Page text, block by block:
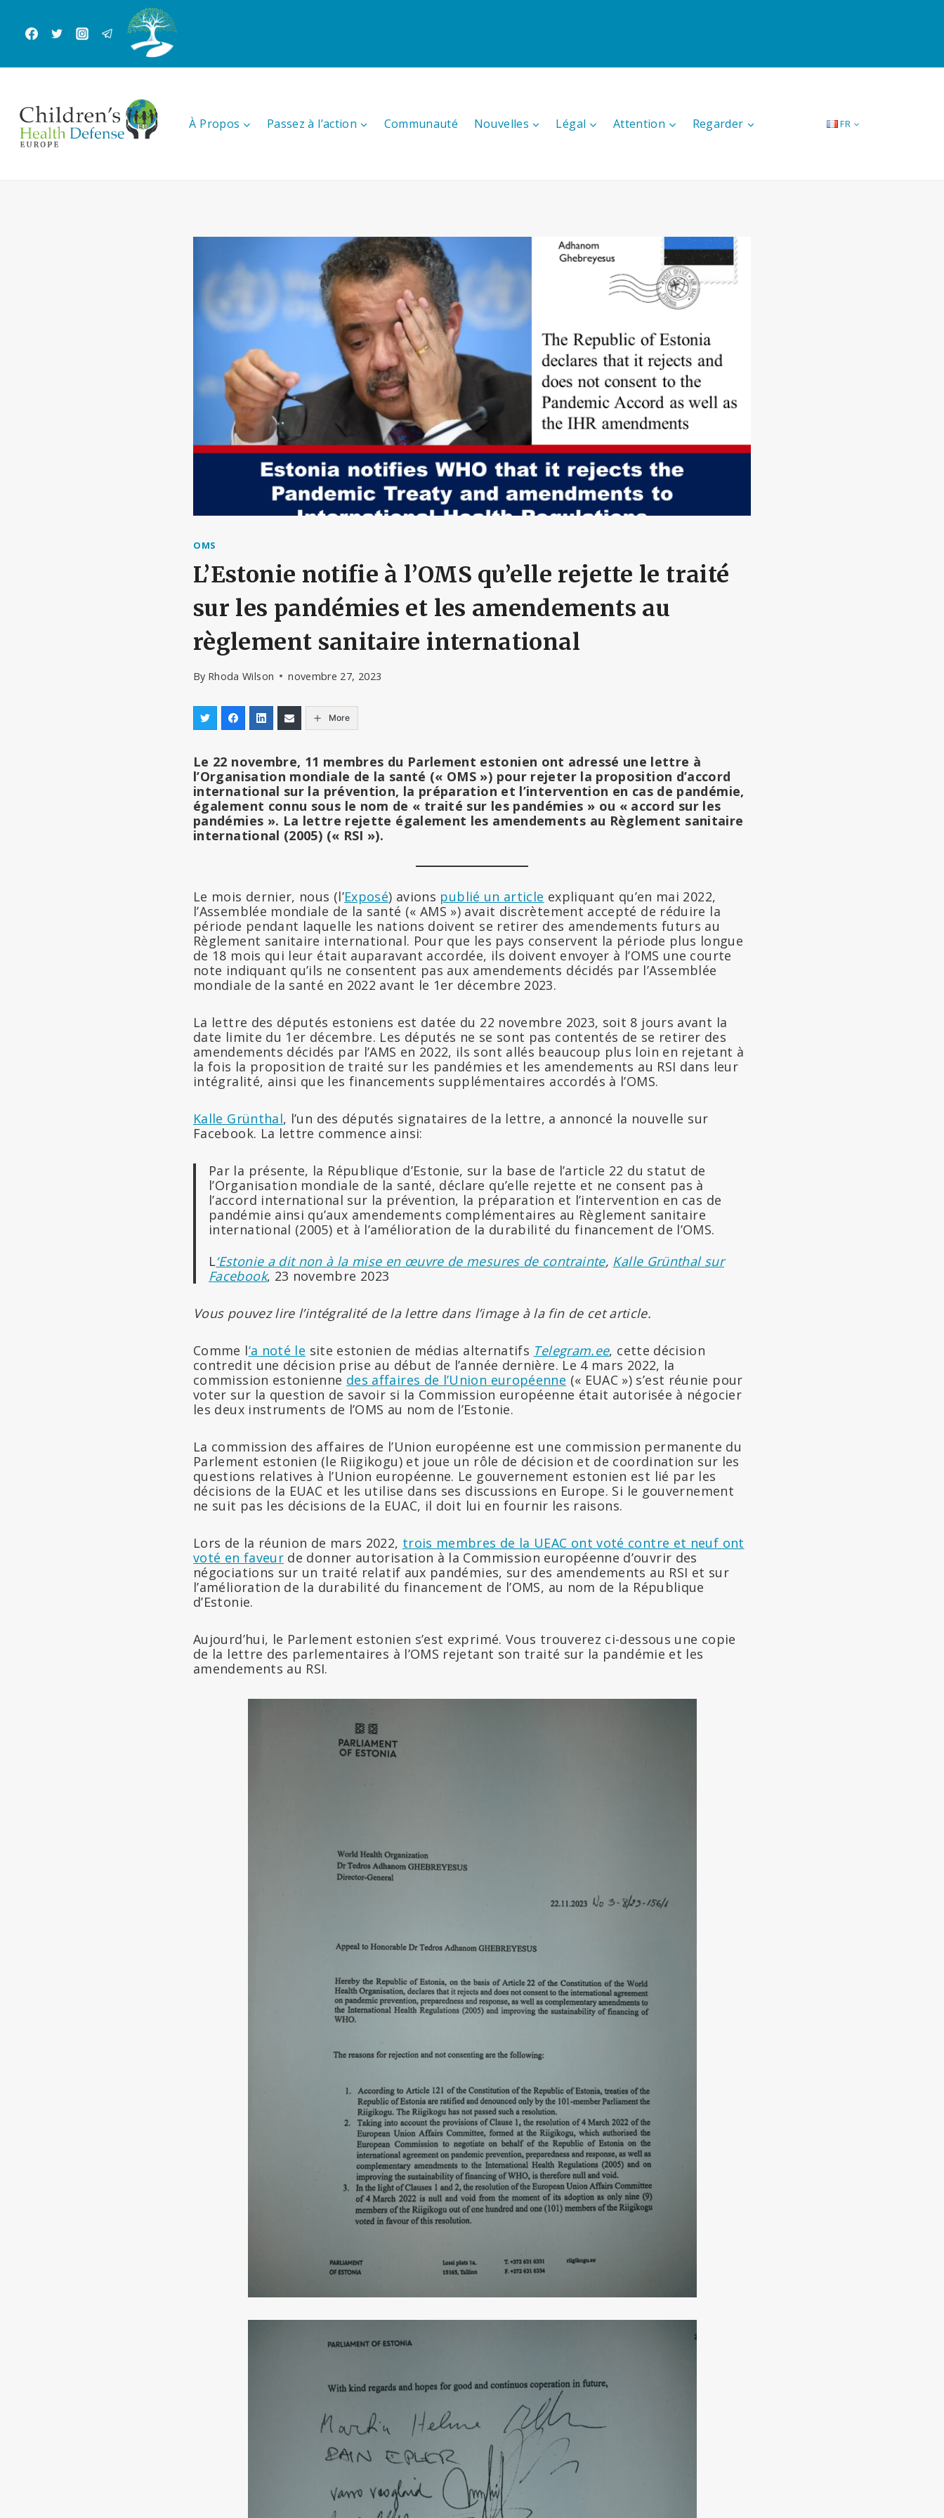
contenu
À Propos Passez à l’action Communauté Nouvelles Légal Attention Regarder FR
OMS
L’Estonie notifie à l’OMS qu’elle rejette le traité
sur les pandémies et les amendements au
règlement sanitaire international
By Rhoda Wilson novembre 27, 2023
More
Le 22 novembre, 11 membres du Parlement estonien ont adressé une lettre à
l’Organisation mondiale de la santé (« OMS ») pour rejeter la proposition d’accord
international sur la prévention, la préparation et l’intervention en cas de pandémie,
également connu sous le nom de « traité sur les pandémies » ou « accord sur les
pandémies ». La lettre rejette également les amendements au Règlement sanitaire
international (2005) (« RSI »).
Le mois dernier, nous (l’Exposé) avions publié un article expliquant qu’en mai 2022,
l’Assemblée mondiale de la santé (« AMS ») avait discrètement accepté de réduire la
période pendant laquelle les nations doivent se retirer des amendements futurs au
Règlement sanitaire international. Pour que les pays conservent la période plus longue
de 18 mois qui leur était auparavant accordée, ils doivent envoyer à l’OMS une courte
note indiquant qu’ils ne consentent pas aux amendements décidés par l’Assemblée
mondiale de la santé en 2022 avant le 1er décembre 2023.
La lettre des députés estoniens est datée du 22 novembre 2023, soit 8 jours avant la
date limite du 1er décembre. Les députés ne se sont pas contentés de se retirer des
amendements décidés par l’AMS en 2022, ils sont allés beaucoup plus loin en rejetant à
la fois la proposition de traité sur les pandémies et les amendements au RSI dans leur
intégralité, ainsi que les financements supplémentaires accordés à l’OMS.
Kalle Grünthal, l’un des députés signataires de la lettre, a annoncé la nouvelle sur
Facebook. La lettre commence ainsi:
Par la présente, la République d’Estonie, sur la base de l’article 22 du statut de
l’Organisation mondiale de la santé, déclare qu’elle rejette et ne consent pas à
l’accord international sur la prévention, la préparation et l’intervention en cas de
pandémie ainsi qu’aux amendements complémentaires au Règlement sanitaire
international (2005) et à l’amélioration de la durabilité du financement de l’OMS.
L‘Estonie a dit non à la mise en œuvre de mesures de contrainte, Kalle Grünthal sur
Facebook, 23 novembre 2023
Vous pouvez lire l’intégralité de la lettre dans l’image à la fin de cet article.
Comme l‘a noté le site estonien de médias alternatifs Telegram.ee, cette décision
contredit une décision prise au début de l’année dernière. Le 4 mars 2022, la
commission estonienne des affaires de l’Union européenne (« EUAC ») s’est réunie pour
voter sur la question de savoir si la Commission européenne était autorisée à négocier
les deux instruments de l’OMS au nom de l’Estonie.
La commission des affaires de l’Union européenne est une commission permanente du
Parlement estonien (le Riigikogu) et joue un rôle de décision et de coordination sur les
questions relatives à l’Union européenne. Le gouvernement estonien est lié par les
décisions de la EUAC et les utilise dans ses discussions en Europe. Si le gouvernement
ne suit pas les décisions de la EUAC, il doit lui en fournir les raisons.
Lors de la réunion de mars 2022, trois membres de la UEAC ont voté contre et neuf ont
voté en faveur de donner autorisation à la Commission européenne d’ouvrir des
négociations sur un traité relatif aux pandémies, sur des amendements au RSI et sur
l’amélioration de la durabilité du financement de l’OMS, au nom de la République
d’Estonie.
Aujourd’hui, le Parlement estonien s’est exprimé. Vous trouverez ci-dessous une copie
de la lettre des parlementaires à l’OMS rejetant son traité sur la pandémie et les
amendements au RSI.